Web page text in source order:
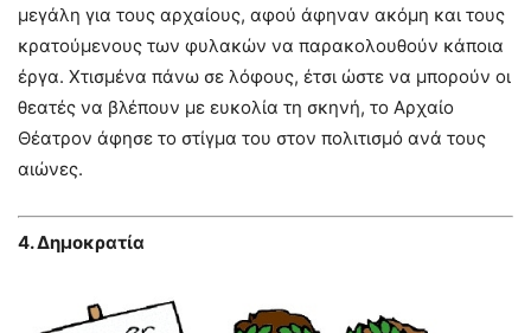
μεγάλη για τους αρχαίους, αφού άφηναν ακόμη και τους
κρατούμενους των φυλακών να παρακολουθούν κάποια
έργα. Χτισμένα πάνω σε λόφους, έτσι ώστε να μπορούν οι
θεατές να βλέπουν με ευκολία τη σκηνή, το Αρχαίο
Θέατρον άφησε το στίγμα του στον πολιτισμό ανά τους
αιώνες.
4. Δημοκρατία